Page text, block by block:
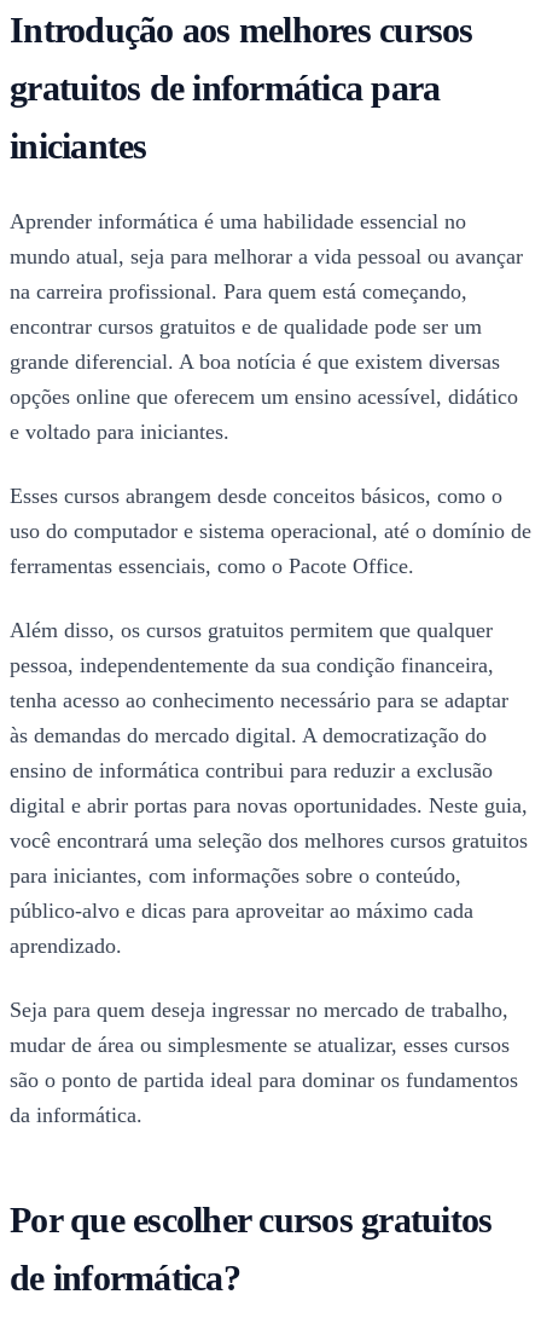
Introdução aos melhores cursos
gratuitos de informática para
iniciantes
Aprender informática é uma habilidade essencial no
mundo atual, seja para melhorar a vida pessoal ou avançar
na carreira profissional. Para quem está começando,
encontrar cursos gratuitos e de qualidade pode ser um
grande diferencial. A boa notícia é que existem diversas
opções online que oferecem um ensino acessível, didático
e voltado para iniciantes.
Esses cursos abrangem desde conceitos básicos, como o
uso do computador e sistema operacional, até o domínio de
ferramentas essenciais, como o Pacote Office.
Além disso, os cursos gratuitos permitem que qualquer
pessoa, independentemente da sua condição financeira,
tenha acesso ao conhecimento necessário para se adaptar
às demandas do mercado digital. A democratização do
ensino de informática contribui para reduzir a exclusão
digital e abrir portas para novas oportunidades. Neste guia,
você encontrará uma seleção dos melhores cursos gratuitos
para iniciantes, com informações sobre o conteúdo,
público-alvo e dicas para aproveitar ao máximo cada
aprendizado.
Seja para quem deseja ingressar no mercado de trabalho,
mudar de área ou simplesmente se atualizar, esses cursos
são o ponto de partida ideal para dominar os fundamentos
da informática.
Por que escolher cursos gratuitos
de informática?